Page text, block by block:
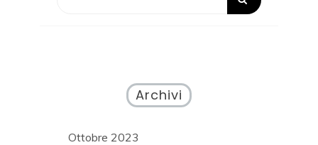
Archivi
Ottobre 2023